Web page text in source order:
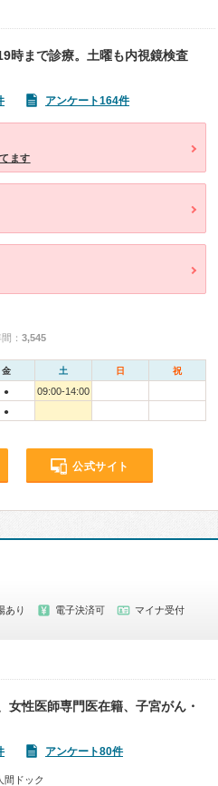
時まで診療。土曜も内視鏡検査
アンケート164件
ます
： 3,545
金 土 日 祝
●
09:00-14:00
●
公式サイト
あり 電子決済可
マイナ受付
性医師専門医在籍、子宮がん・
アンケート80件
間ドック